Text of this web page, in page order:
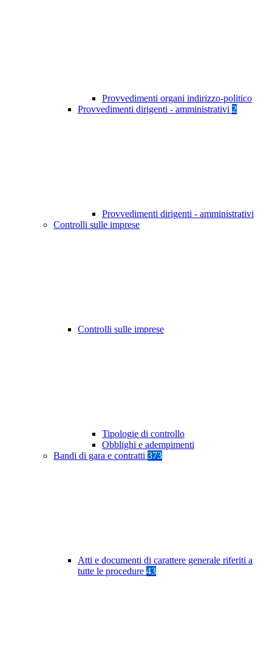
Provvedimenti organi indirizzo-politico
Provvedimenti dirigenti - amministrativi 2
Provvedimenti dirigenti - amministrativi
Controlli sulle imprese
Controlli sulle imprese
Tipologie di controllo
Obblighi e adempimenti
Bandi di gara e contratti 373
Atti e documenti di carattere generale riferiti a
tutte le procedure 43